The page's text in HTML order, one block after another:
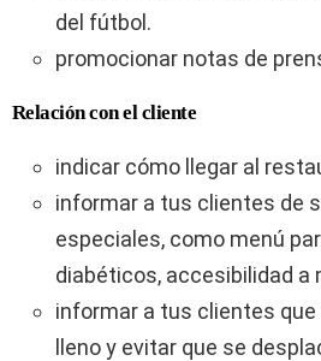
del fútbol.
promocionar notas de
Relación con el cliente
indicar cómo llegar al
informar a tus clientes de
especiales, como menú
diabéticos, accesibilidad a
informar a tus clientes
lleno y evitar que se